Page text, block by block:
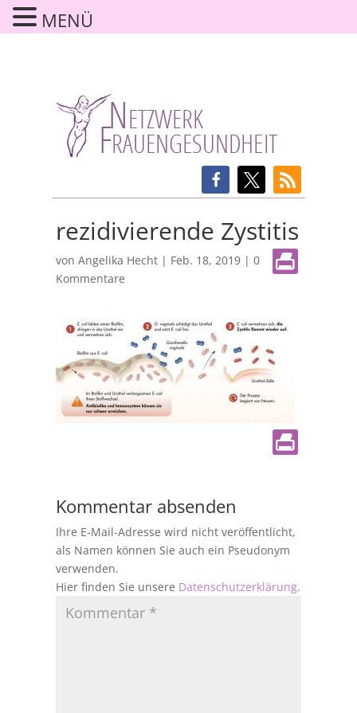
rezidivierende Zystitis
von Angelika Hecht| Feb. 18, 2019| 0
Kommentare
Kommentar absenden
Ihre E-Mail-Adresse wird nicht veröffentlicht,
als Namen können Sie auch ein Pseudonym
verwenden.
Hier finden Sie unsere Datenschutzerklärung.
MENÜ